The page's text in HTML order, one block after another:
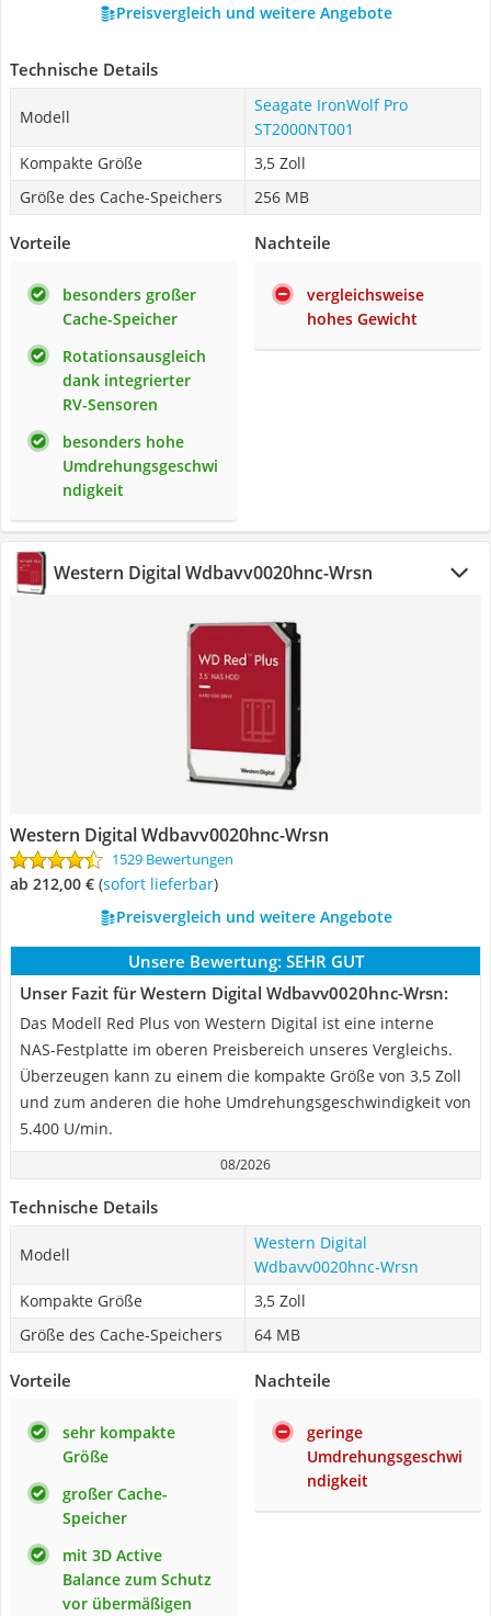
Preisvergleich und weitere Angebote
Technische Details
Modell
Seagate IronWolf Pro
ST2000NT001
Kompakte Größe
3,5 Zoll
Größe des Cache-Speichers
256 MB
Vorteile
besonders großer
Cache-Speicher
Rotationsausgleich
dank integrierter
RV-Sensoren
besonders hohe
Umdrehungsgeschwi
ndigkeit
Nachteile
vergleichsweise
hohes Gewicht
Western Digital Wdbavv0020hnc-Wrsn
Western Digital Wdbavv0020hnc-Wrsn
1529 Bewertungen
ab 212,00 € ( Sofort lieferbar)
Preisvergleich und weitere Angebote
Unsere Bewertung: SEHR GUT
Unser Fazit für Western Digital Wdbavv0020hnc-Wrsn:
Das Modell Red Plus von Western Digital ist eine interne
NAS-Festplatte im oberen Preisbereich unseres Vergleichs.
Überzeugen kann zu einem die kompakte Größe von 3,5 Zoll
und zum anderen die hohe Umdrehungsgeschwindigkeit von
5.400 U/min.
08/2026
Technische Details
Modell
Western Digital
Wdbavv0020hnc-Wrsn
Kompakte Größe
3,5 Zoll
Größe des Cache-Speichers
64 MB
Vorteile
sehr kompakte
Größe
großer Cache-
Speicher
mit 3D Active
Balance zum Schutz
vor übermäßigen
Nachteile
geringe
Umdrehungsgeschwi
ndigkeit